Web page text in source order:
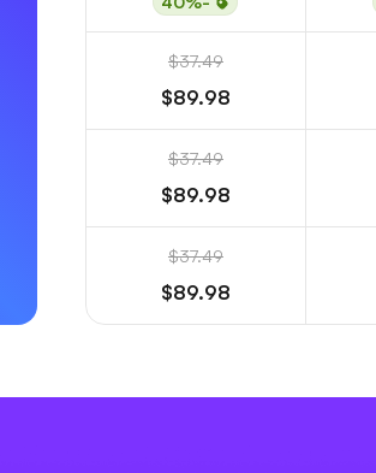
$37.49
$89.98
$37.49
$89.98
$37.49
$89.98